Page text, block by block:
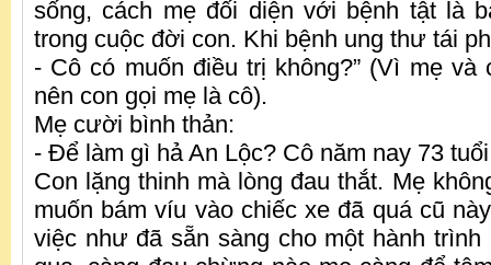
sống, cách mẹ đối diện với bệnh tật là
trong cuộc đời con. Khi bệnh ung thư tái
- Cô có muốn điều trị không?” (Vì mẹ và
nên con gọi mẹ là cô).
Mẹ cười bình thản:
- Để làm gì hả An Lộc? Cô năm nay 73
Con lặng thinh mà lòng đau thắt. Mẹ
muốn bám víu vào chiếc xe đã quá cũ
việc như đã sẵn sàng cho một hành